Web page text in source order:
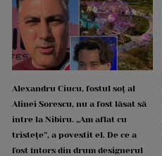
Alexandru Ciucu, fostul soț al
Alinei Sorescu, nu a fost lăsat să
intre la Nibiru. „Am aflat cu
tristețe”, a povestit el. De ce a
fost întors din drum designerul